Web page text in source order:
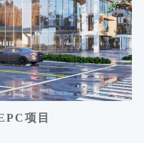
项目